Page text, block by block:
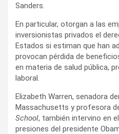
Sanders.
En particular, otorgan a las
inversionistas privados el
Estados si estiman que han
provocan pérdida de
en materia de salud pública,
laboral.
Elizabeth Warren, senadora
Massachusetts y profesora
School, también intervino en
presiones del presidente